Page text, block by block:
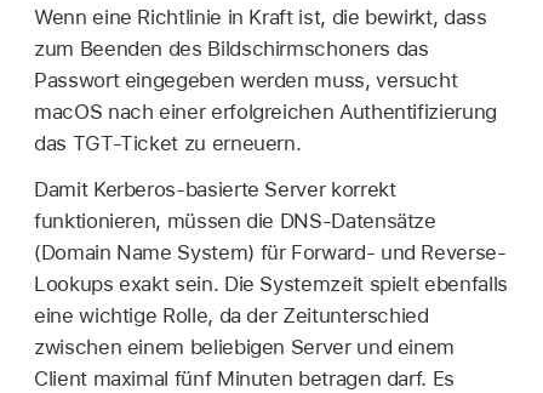
Wenn eine Richtlinie in Kraft ist, die bewirkt, dass
zum Beenden des Bildschirmschoners das
Passwort eingegeben werden muss, versucht
macOS nach einer erfolgreichen Authentifizierung
das TGT-Ticket zu erneuern.
Damit Kerberos-basierte Server korrekt
funktionieren, müssen die DNS-Datensätze
(Domain Name System) für Forward- und Reverse-
Lookups exakt sein. Die Systemzeit spielt ebenfalls
eine wichtige Rolle, da der Zeitunterschied
zwischen einem beliebigen Server und einem
Client maximal fünf Minuten betragen darf. Es